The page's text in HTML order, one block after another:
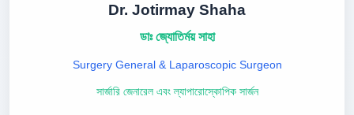
Dr. Jotirmay Shaha
ডাঃ জ্যোতির্ময় সাহা
Surgery General & Laparoscopic Surgeon
সার্জারি জেনারেল এবং ল্যাপারোস্কোপিক সার্জন